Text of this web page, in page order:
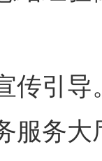
引导
服务